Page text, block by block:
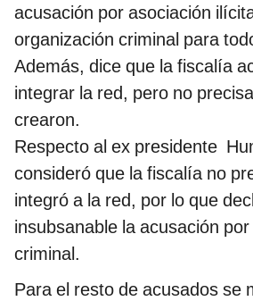
acusación por asociación
organización criminal para
Además, dice que la fiscalía
integrar la red, pero no
crearon.
Respecto al ex presidente
consideró que la fiscalía no
integró a la red, por lo que
insubsanable la acusación
criminal.
Para el resto de acusados se